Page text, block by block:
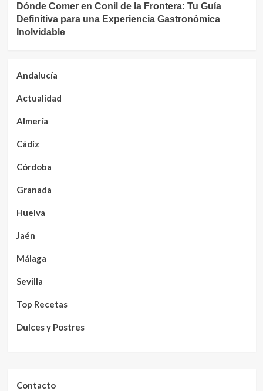
Dónde Comer en Conil de la Frontera: Tu Guía
Definitiva para una Experiencia Gastronómica
Inolvidable
Andalucía
Actualidad
Almería
Cádiz
Córdoba
Granada
Huelva
Jaén
Málaga
Sevilla
Top Recetas
Dulces y Postres
Contacto